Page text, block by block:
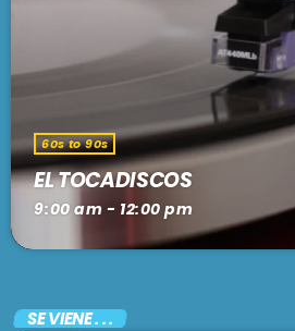
60s to 90s
EL TOCADISCOS
9:00 am - 12:00 pm
SE VIENE . . .